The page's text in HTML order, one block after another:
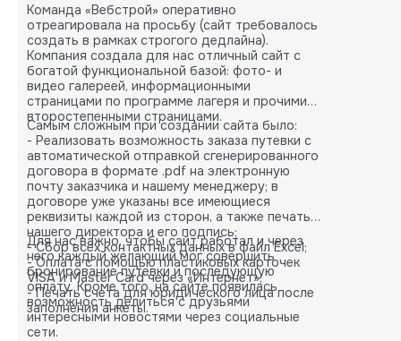
Команда «Вебстрой» оперативно
отреагировала на просьбу (сайт требовалось
создать в рамках строгого дедлайна).
Компания создала для нас отличный сайт с
богатой функциональной базой: фото- и
видео галереей, информационными
страницами по программе лагеря и прочими
второстепенными страницами.
Самым сложным при создании сайта было:
- Реализовать возможность заказа путевки с
автоматической отправкой сгенерированного
договора в формате .pdf на электронную
почту заказчика и нашему менеджеру; в
договоре уже указаны все имеющиеся
реквизиты каждой из сторон, а также печать
нашего директора и его подпись;
- Сбор всех контактных данных в файл Excel;
- Оплата с помощью пластиковых карточек
VISA и Master Card через «Интернет»;
- Печать счета для юридического лица после
заполнения анкеты.
Для нас важно, чтобы сайт работал и через
него каждый желающий мог совершить
бронирование путевки и последующую
оплату. Кроме того, на сайте появилась
возможность делиться с друзьями
интересными новостями через социальные
сети.